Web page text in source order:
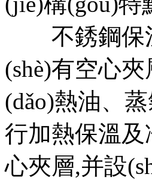
不銹鋼保溫
(shè)有空心
(dǎo)熱油
行加熱保溫及
心夾層,并設